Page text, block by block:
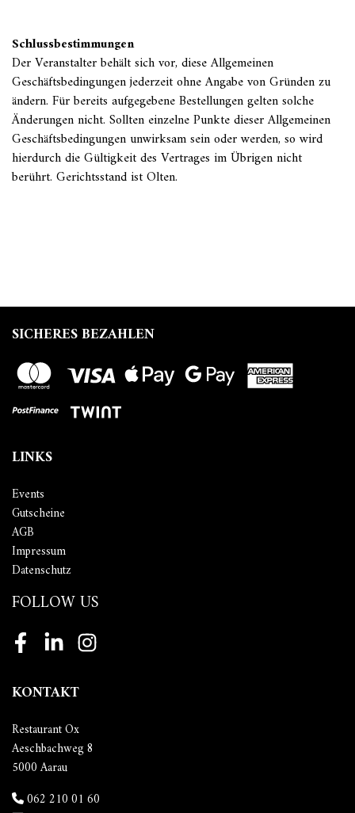
Schlussbestimmungen
Der Veranstalter behält sich vor, diese Allgemeinen
Geschäftsbedingungen jederzeit ohne Angabe von Gründen zu
ändern. Für bereits aufgegebene Bestellungen gelten solche
Änderungen nicht. Sollten einzelne Punkte dieser Allgemeinen
Geschäftsbedingungen unwirksam sein oder werden, so wird
hierdurch die Gültigkeit des Vertrages im Übrigen nicht
berührt. Gerichtsstand ist Olten.
SICHERES BEZAHLEN
LINKS
Events
Gutscheine
AGB
Impressum
Datenschutz
FOLLOW US
FacebookLinkedInInstagram
KONTAKT
Restaurant Ox
Aeschbachweg 8
5000 Aarau
062 210 01 60